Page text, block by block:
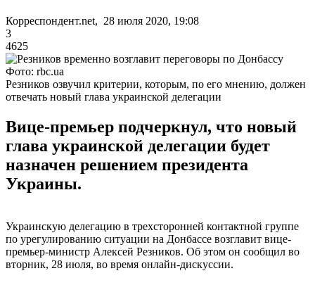
Корреспондент.net, 28 июля 2020, 19:08
3
4625
Фото: rbc.ua
Резников озвучил критерии, которым, по его мнению, должен
отвечать новый глава украинской делегации
Вице-премьер подчеркнул, что новый
глава украинской делегации будет
назначен решением президента
Украины.
Украинскую делегацию в трехсторонней контактной группе
по урегулированию ситуации на Донбассе возглавит вице-
премьер-министр Алексей Резников. Об этом он сообщил во
вторник, 28 июля, во время онлайн-дискуссии.